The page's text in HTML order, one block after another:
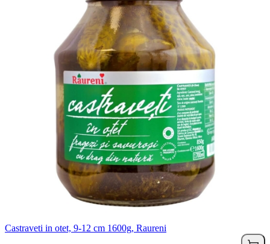
Castraveti in otet, 9-12 cm 1600g, Raureni